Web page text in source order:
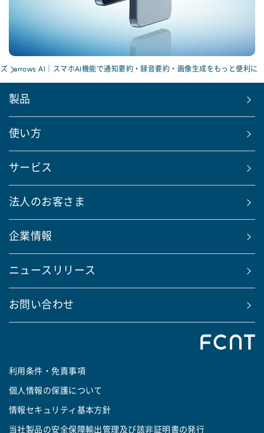
arrows AI｜スマホAI機能で通知要約・録音要約・画像生成をもっと便利に
製品
使い方
サービス
法人のお客さま
企業情報
ニュースリリース
お問い合わせ
利用条件・免責事項
個人情報の保護について
情報セキュリティ基本方針
当社製品の安全保障輸出管理及び該非証明書の発行